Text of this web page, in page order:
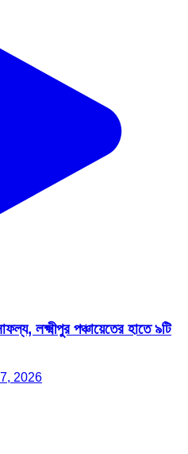
লক্ষ্মীপুর পঞ্চায়েতের হাতে ৯টি
2026